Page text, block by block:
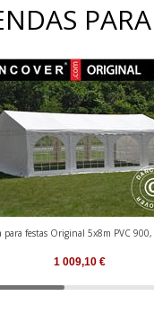
para festas Original 5x8m PVC 900,
1 009,10 €